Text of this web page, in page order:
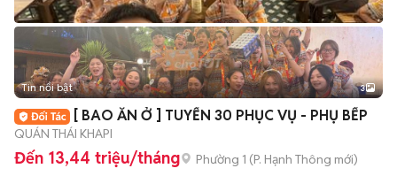
Tin nổi bật 3
[ BAO ĂN Ở ] TUYỂN 30 PHỤC VỤ - PHỤ BẾP
QUÁN THÁI KHAPI
Đến 13,44 triệu/tháng Phường 1 (P. Hạnh Thông mới)